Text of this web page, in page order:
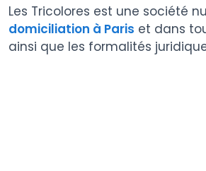
Les Tricolores est une société
domiciliation à Paris et dans
ainsi que les formalités